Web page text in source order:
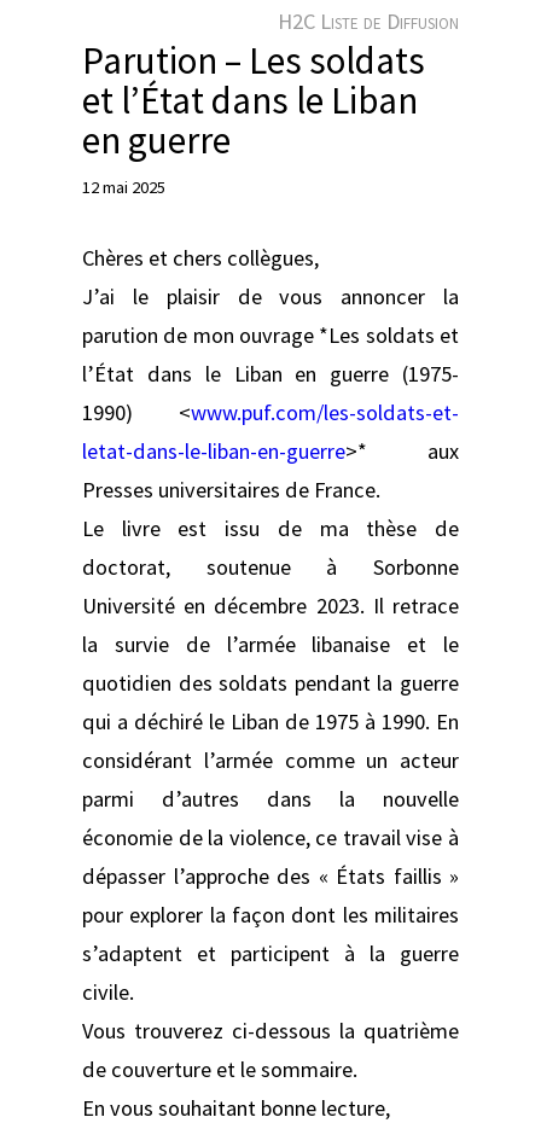
H2C Liste de Diffusion
Parution – Les soldats
et l’État dans le Liban
en guerre
12 mai 2025
Chères et chers collègues,
J’ai le plaisir de vous annoncer la
parution de mon ouvrage *Les soldats et
l’État dans le Liban en guerre (1975-
1990) <www.puf.com/les-soldats-et-
letat-dans-le-liban-en-guerre>* aux
Presses universitaires de France.
Le livre est issu de ma thèse de
doctorat, soutenue à Sorbonne
Université en décembre 2023. Il retrace
la survie de l’armée libanaise et le
quotidien des soldats pendant la guerre
qui a déchiré le Liban de 1975 à 1990. En
considérant l’armée comme un acteur
parmi d’autres dans la nouvelle
économie de la violence, ce travail vise à
dépasser l’approche des « États faillis »
pour explorer la façon dont les militaires
s’adaptent et participent à la guerre
civile.
Vous trouverez ci-dessous la quatrième
de couverture et le sommaire.
En vous souhaitant bonne lecture,